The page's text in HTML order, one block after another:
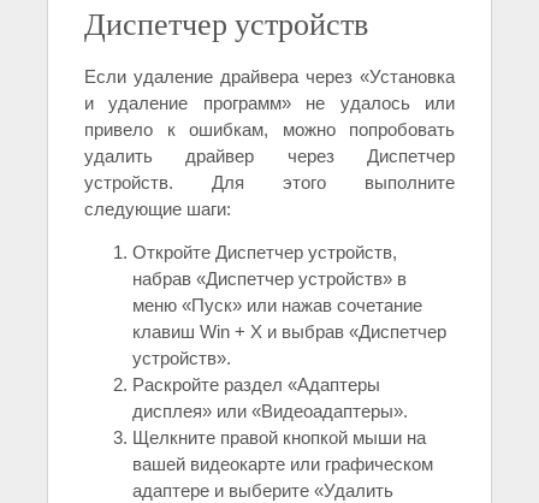
Диспетчер устройств
Если удаление драйвера через «Установка
и удаление программ» не удалось или
привело к ошибкам, можно попробовать
удалить драйвер через Диспетчер
устройств. Для этого выполните
следующие шаги:
Откройте Диспетчер устройств,
набрав «Диспетчер устройств» в
меню «Пуск» или нажав сочетание
клавиш Win + X и выбрав «Диспетчер
устройств».
Раскройте раздел «Адаптеры
дисплея» или «Видеоадаптеры».
Щелкните правой кнопкой мыши на
вашей видеокарте или графическом
адаптере и выберите «Удалить